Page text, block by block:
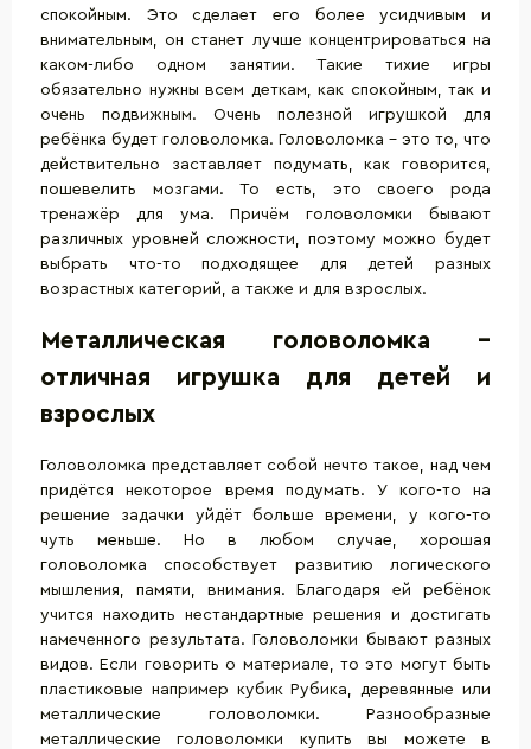
спокойным. Это сделает его более усидчивым и
внимательным, он станет лучше концентрироваться на
каком-либо одном занятии. Такие тихие игры
обязательно нужны всем деткам, как спокойным, так и
очень подвижным. Очень полезной игрушкой для
ребёнка будет головоломка. Головоломка – это то, что
действительно заставляет подумать, как говорится,
пошевелить мозгами. То есть, это своего рода
тренажёр для ума. Причём головоломки бывают
различных уровней сложности, поэтому можно будет
выбрать что-то подходящее для детей разных
возрастных категорий, а также и для взрослых.
Металлическая головоломка –
отличная игрушка для детей и
взрослых
Головоломка представляет собой нечто такое, над чем
придётся некоторое время подумать. У кого-то на
решение задачки уйдёт больше времени, у кого-то
чуть меньше. Но в любом случае, хорошая
головоломка способствует развитию логического
мышления, памяти, внимания. Благодаря ей ребёнок
учится находить нестандартные решения и достигать
намеченного результата. Головоломки бывают разных
видов. Если говорить о материале, то это могут быть
пластиковые например кубик Рубика, деревянные или
металлические головоломки. Разнообразные
металлические головоломки купить вы можете в